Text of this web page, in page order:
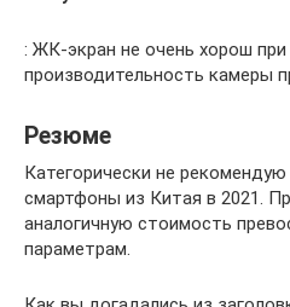
: ЖК-экран не очень хорош при
производительность камеры
Резюме
Категорически не
смартфоны из Китая в 2021.
аналогичную стоимость
параметрам.